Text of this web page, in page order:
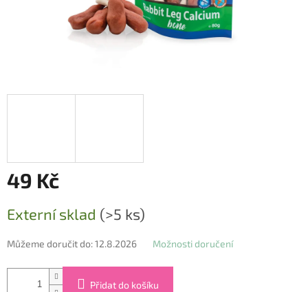
49 Kč
cena:
Externí sklad (>5 ks)
Můžeme doručit do:12.8.2026 Možnosti doručení
Přidat do košíku